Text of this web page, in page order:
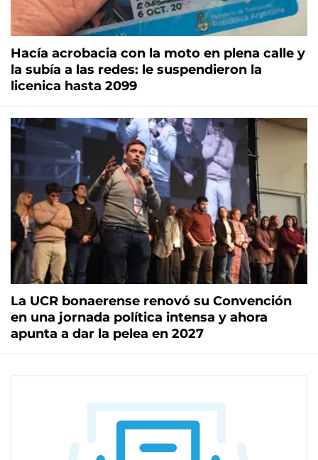
Hacía acrobacia con la moto en plena calle y
la subía a las redes: le suspendieron la
licenica hasta 2099
La UCR bonaerense renovó su Convención
en una jornada política intensa y ahora
apunta a dar la pelea en 2027